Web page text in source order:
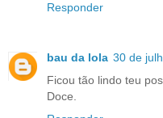
Responder
bau da lola 30 de
Ficou tão lindo teu
Doce.